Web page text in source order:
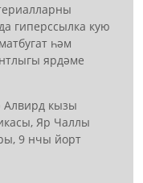
гиперссылка кую
һәм
ярдәме
Алвирд кызы
Яр Чаллы
9 нчы йорт